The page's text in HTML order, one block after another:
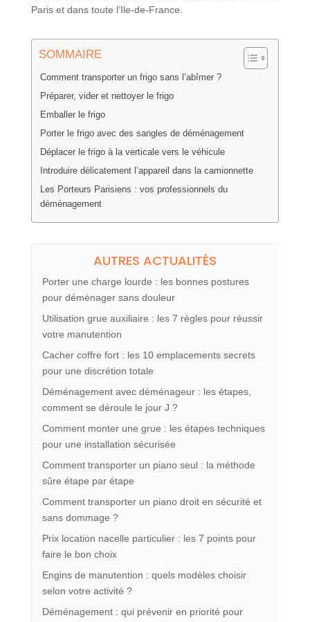
Paris et dans toute l’Ile-de-France.
SOMMAIRE
Comment transporter un frigo sans l’abîmer ?
Préparer, vider et nettoyer le frigo
Emballer le frigo
Porter le frigo avec des sangles de déménagement
Déplacer le frigo à la verticale vers le véhicule
Introduire délicatement l’appareil dans la camionnette
Les Porteurs Parisiens : vos professionnels du
déménagement
AUTRES ACTUALITÉS
Porter une charge lourde : les bonnes postures
pour déménager sans douleur
Utilisation grue auxiliaire : les 7 règles pour réussir
votre manutention
Cacher coffre fort : les 10 emplacements secrets
pour une discrétion totale
Déménagement avec déménageur : les étapes,
comment se déroule le jour J ?
Comment monter une grue : les étapes techniques
pour une installation sécurisée
Comment transporter un piano seul : la méthode
sûre étape par étape
Comment transporter un piano droit en sécurité et
sans dommage ?
Prix location nacelle particulier : les 7 points pour
faire le bon choix
Engins de manutention : quels modèles choisir
selon votre activité ?
Déménagement : qui prévenir en priorité pour